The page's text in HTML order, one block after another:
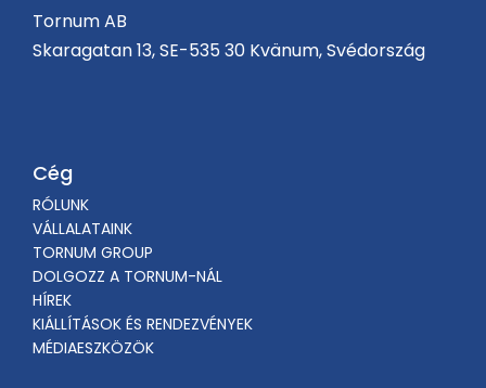
Tornum AB
Skaragatan 13, SE-535 30 Kvänum, Svédország
Cég
RÓLUNK
VÁLLALATAINK
TORNUM GROUP
DOLGOZZ A TORNUM-NÁL
HÍREK
KIÁLLÍTÁSOK ÉS RENDEZVÉNYEK
MÉDIAESZKÖZÖK